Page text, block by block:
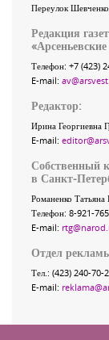
Переулок Шевченко
Редакция
«
Телефон: +7 (423)
E-mail:
Редактор:
Ирина Георгиевна
E-mail:
Собственный
в Санкт-
Романенко Татьяна
Телефон: 8-921-
E-mail:
Отдел
Тел.: (423) 240-70-
E-mail: